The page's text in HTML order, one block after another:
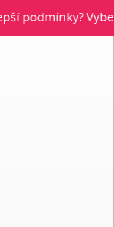
podmínky?